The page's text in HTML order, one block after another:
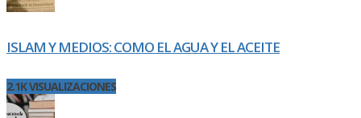
ISLAM Y MEDIOS: COMO EL AGUA Y EL ACEITE
2.1K VISUALIZACIONES